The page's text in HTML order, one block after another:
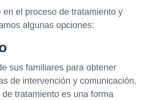
el proceso de tratamiento y
algunas opciones:
sus familiares para obtener
de intervención y comunicación,
tratamiento es una forma